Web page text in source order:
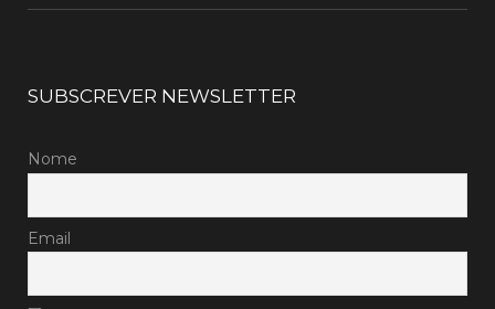
SUBSCREVER NEWSLETTER
Nome
Email